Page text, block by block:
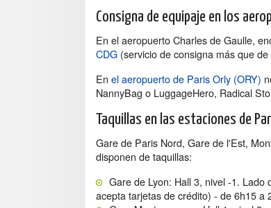
Consigna de equipaje en los
En el aeropuerto Charles de Gaulle,
CDG (servicio de consigna más que
En el aeropuerto de Paris Orly (ORY)
NannyBag o LuggageHero, Radical
Taquillas en las estaciones de
Gare de Paris Nord, Gare de l'Est,
disponen de taquillas:
Gare de Lyon: Hall 3, nivel -1. Lado
acepta tarjetas de crédito) - de 6h15 a